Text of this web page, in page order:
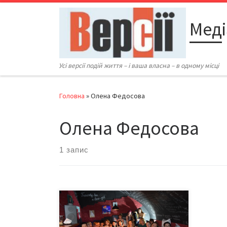
Перейти до вмісту
Усі версії подій життя – і ваша власна – в одному місці
Головна »Олена Федосова
Олена Федосова
1 запис
Їдуть люди з Чернівців. Їдуть у
пошуках роботи, кращої долі,
відкритості до нового. Ідуть, бо не